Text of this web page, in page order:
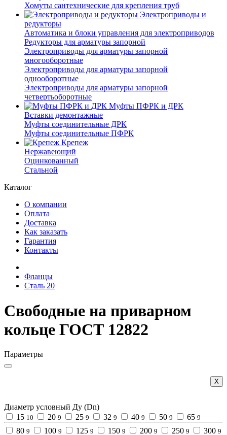
Хомуты сантехнические для крепления труб
Электроприводы и
редукторы
Автоматика и блоки управления для электроприводов
Редукторы для арматуры запорной
Электроприводы для арматуры запорной
многооборотные
Электроприводы для арматуры запорной
однооборотные
Электроприводы для арматуры запорной
четвертьоборотные
Муфты ПФРК и ДРК
Вставки демонтажные
Муфты соединительные ДРК
Муфты соединительные ПФРК
Крепеж
Нержавеющий
Оцинкованный
Стальной
Каталог
О компании
Оплата
Доставка
Как заказать
Гарантия
Контакты
Фланцы
Сталь 20
Свободные на приварном
кольце ГОСТ 12822
Параметры
Х
Диаметр условный Ду (Dn)
15 10 20 9 25 9 32 9 40 9 50 9 65 9
80 9 100 9 125 9 150 9 200 9 250 9 300 9